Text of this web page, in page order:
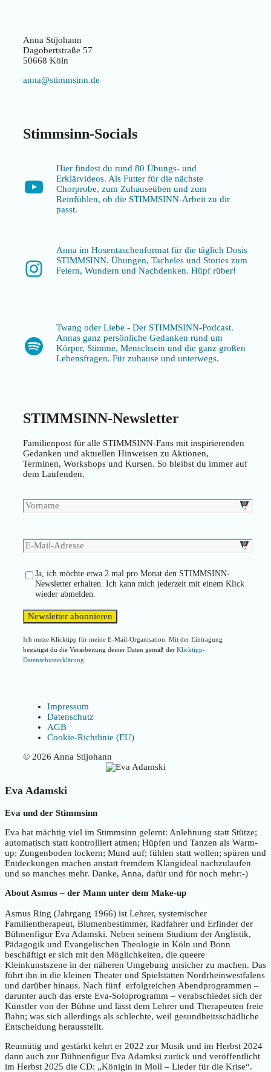
Anna Stijohann
Dagobertstraße 57
50668 Köln
anna@stimmsinn.de
Stimmsinn-Socials
YouTube
Hier findest du rund 80 Übungs- und
Erklärvideos. Als Futter für die nächste
Chorprobe, zum Zuhauseüben und zum
Reinfühlen, ob die STIMMSINN-Arbeit zu dir
passt.
Instagram
Anna im Hosentaschenformat für die täglich Dosis
STIMMSINN. Übungen, Tacheles und Stories zum
Feiern, Wundern und Nachdenken. Hüpf rüber!
Spotify
Twang oder Liebe - Der STIMMSINN-Podcast.
Annas ganz persönliche Gedanken rund um
Körper, Stimme, Menschsein und die ganz großen
Lebensfragen. Für zuhause und unterwegs.
STIMMSINN-Newsletter
Familienpost für alle STIMMSINN-Fans mit inspirierenden
Gedanken und aktuellen Hinweisen zu Aktionen,
Terminen, Workshops und Kursen. So bleibst du immer auf
dem Laufenden.
Ja, ich möchte etwa 2 mal pro Monat den STIMMSINN-
Newsletter erhalten. Ich kann mich jederzeit mit einem Klick
wieder abmelden.
Ich nutze Klicktipp für meine E-Mail-Organisation. Mit der Eintragung
bestätigst du die Verarbeitung deiner Daten gemäß der Klicktipp-
Datenschutzerklärung.
Impressum
Datenschutz
AGB
Cookie-Richtlinie (EU)
© 2026 Anna Stijohann
Eva Adamski
Eva und der Stimmsinn
Eva hat mächtig viel im Stimmsinn gelernt: Anlehnung statt Stütze;
automatisch statt kontrolliert atmen; Hüpfen und Tanzen als Warm-
up; Zungenboden lockern; Mund auf; fühlen statt wollen; spüren und
Entdeckungen machen anstatt fremdem Klangideal nachzulaufen
und so manches mehr. Danke, Anna, dafür und für noch mehr:-)
About Asmus – der Mann unter dem Make-up
Asmus Ring (Jahrgang 1966) ist Lehrer, systemischer
Familientherapeut, Blumenbestimmer, Radfahrer und Erfinder der
Bühnenfigur Eva Adamski. Neben seinem Studium der Anglistik,
Pädagogik und Evangelischen Theologie in Köln und Bonn
beschäftigt er sich mit den Möglichkeiten, die queere
Kleinkunstszene in der näheren Umgebung unsicher zu machen. Das
führt ihn in die kleinen Theater und Spielstätten Nordrheinwestfalens
und darüber hinaus. Nach fünf erfolgreichen Abendprogrammen –
darunter auch das erste Eva-Soloprogramm – verabschiedet sich der
Künstler von der Bühne und lässt dem Lehrer und Therapeuten freie
Bahn; was sich allerdings als schlechte, weil gesundheitsschädliche
Entscheidung herausstellt.
Reumütig und gestärkt kehrt er 2022 zur Musik und im Herbst 2024
dann auch zur Bühnenfigur Eva Adamksi zurück und veröffentlicht
im Herbst 2025 die CD: „Königin in Moll – Lieder für die Krise“.